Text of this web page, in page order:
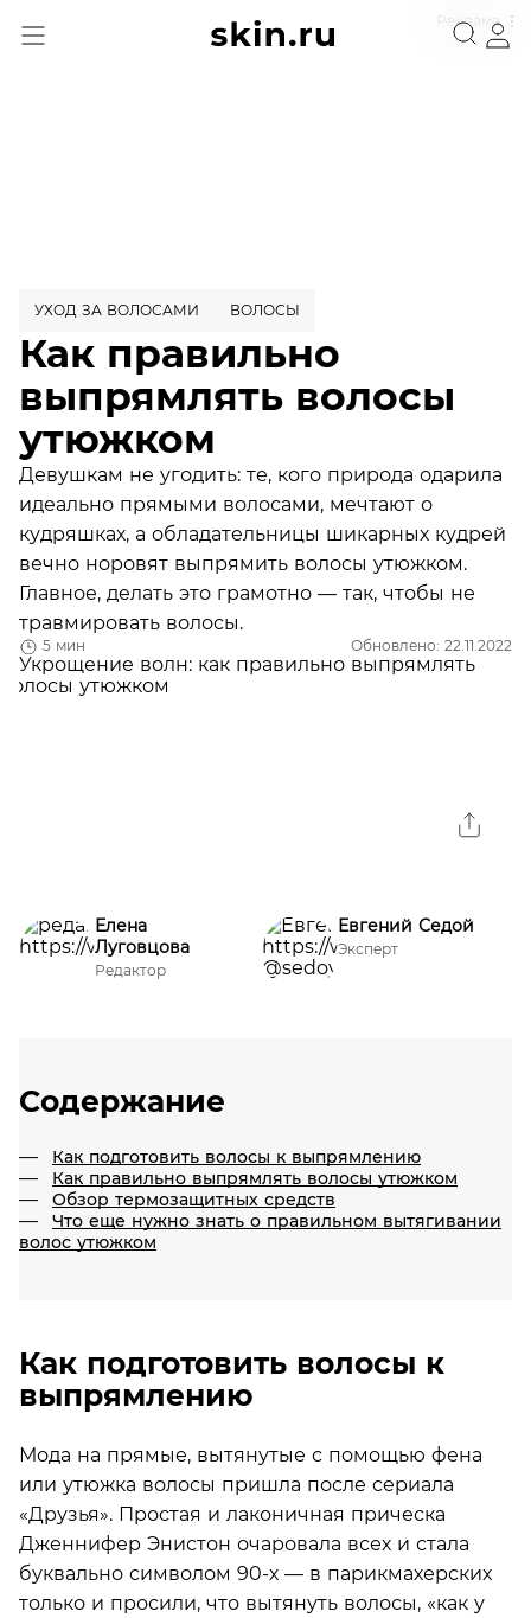
Реклама
5 мин Обновлено: 22.11.2022
УХОД ЗА ВОЛОСАМИ ВОЛОСЫ
Как правильно
выпрямлять волосы
утюжком
Девушкам не угодить: те, кого природа одарила
идеально прямыми волосами, мечтают о
кудряшках, а обладательницы шикарных кудрей
вечно норовят выпрямить волосы утюжком.
Главное, делать это грамотно — так, чтобы не
травмировать волосы.
Елена
Луговцова
Редактор
Евгений Седой
Эксперт
Содержание
Как подготовить волосы к выпрямлению
Как правильно выпрямлять волосы утюжком
Обзор термозащитных средств
Что еще нужно знать о правильном вытягивании
волос утюжком
Как подготовить волосы к
выпрямлению
Мода на прямые, вытянутые с помощью фена
или утюжка волосы пришла после сериала
«Друзья». Простая и лаконичная прическа
Дженнифер Энистон очаровала всех и стала
буквально символом 90-х — в парикмахерских
только и просили, что вытянуть волосы, «как у